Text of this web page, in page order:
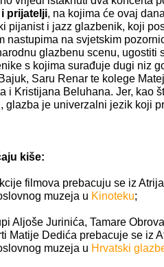
prijatelji, na kojima će ovaj
pijanist i jazz glazbenik, koji
nastupima na svjetskim
glazbenu scenu, ugostiti
s kojima surađuje dugi niz
Saru Renar te kolege
i Kristijana Beluhana. Jer, kao
glazba je univerzalni jezik koji
kiše:
filmova prebacuju se iz
muzeja u Kinoteku;
Aljoše Jurinića, Tamare
Matije Dedića prebacuje se iz
muzeja u Hrvatski